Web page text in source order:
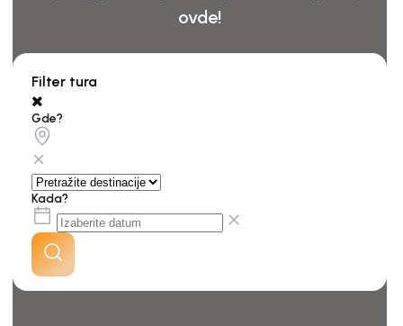
ovde!
Filter tura
Gde?
Kada?